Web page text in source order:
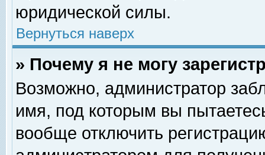
юридической силы.
Вернуться наверх
» Почему я не могу
Возможно, администратор
имя, под которым вы
вообще отключить